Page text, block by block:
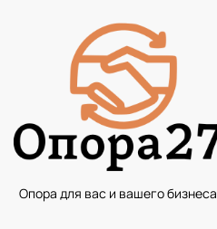
Опора для вас и вашего бизнеса